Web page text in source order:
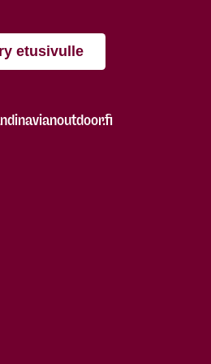
etusivulle